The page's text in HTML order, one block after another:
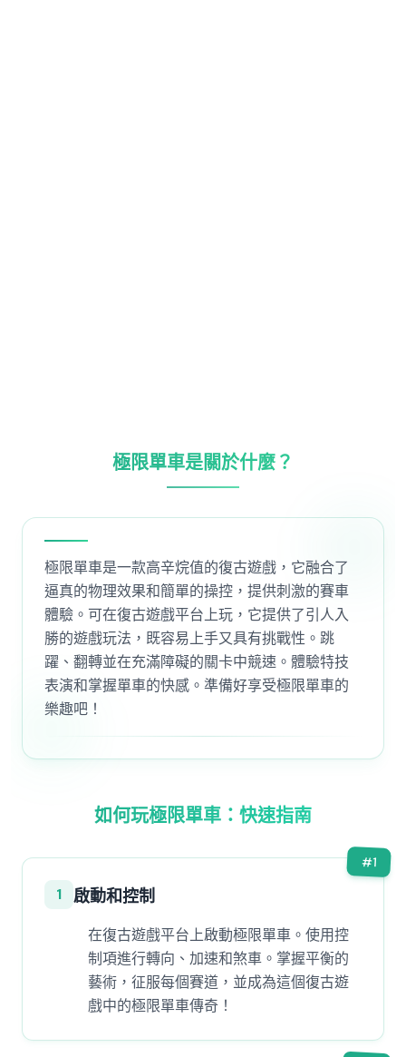
極限單車是關於什麼？
極限單車是一款高辛烷值的復古遊戲，它融合了
逼真的物理效果和簡單的操控，提供刺激的賽車
體驗。可在復古遊戲平台上玩，它提供了引人入
勝的遊戲玩法，既容易上手又具有挑戰性。跳
躍、翻轉並在充滿障礙的關卡中競速。體驗特技
表演和掌握單車的快感。準備好享受極限單車的
樂趣吧！
如何玩極限單車：快速指南
#1
1 啟動和控制
在復古遊戲平台上啟動極限單車。使用控
制項進行轉向、加速和煞車。掌握平衡的
藝術，征服每個賽道，並成為這個復古遊
戲中的極限單車傳奇！